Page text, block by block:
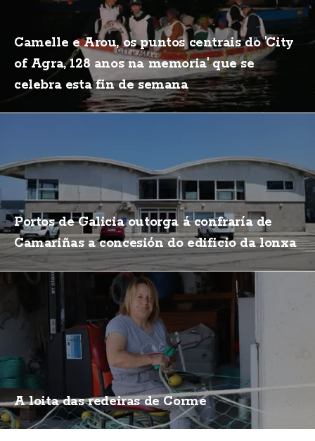
Camelle e Arou, os puntos centrais do 'City
of Agra, 128 anos na memoria' que se
celebra esta fin de semana
Portos de Galicia outorga á confraría de
Camariñas a concesión do edificio da lonxa
A loita das redeiras de Corme